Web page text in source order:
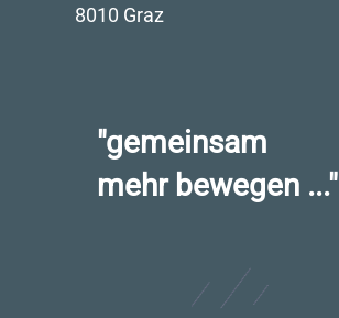
8010 Graz
"gemeinsam
mehr bewegen ..."